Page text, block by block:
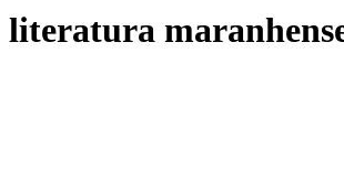
literatura